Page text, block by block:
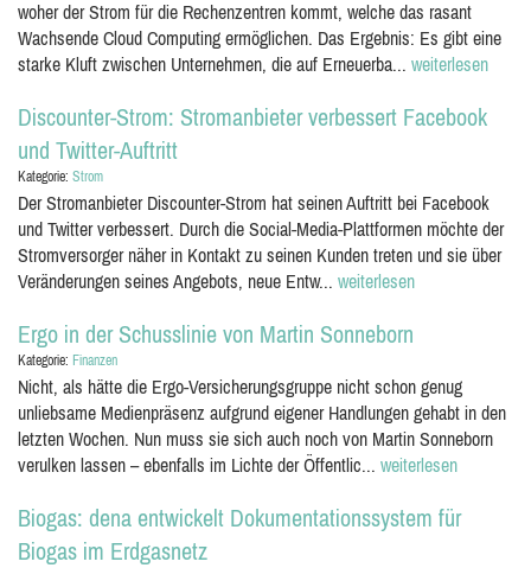
woher der Strom für die Rechenzentren kommt, welche das rasant
Wachsende Cloud Computing ermöglichen. Das Ergebnis: Es gibt eine
starke Kluft zwischen Unternehmen, die auf Erneuerba... weiterlesen
Discounter-Strom: Stromanbieter verbessert Facebook
und Twitter-Auftritt
Kategorie: Strom
Der Stromanbieter Discounter-Strom hat seinen Auftritt bei Facebook
und Twitter verbessert. Durch die Social-Media-Plattformen möchte der
Stromversorger näher in Kontakt zu seinen Kunden treten und sie über
Veränderungen seines Angebots, neue Entw... weiterlesen
Ergo in der Schusslinie von Martin Sonneborn
Kategorie: Finanzen
Nicht, als hätte die Ergo-Versicherungsgruppe nicht schon genug
unliebsame Medienpräsenz aufgrund eigener Handlungen gehabt in den
letzten Wochen. Nun muss sie sich auch noch von Martin Sonneborn
verulken lassen – ebenfalls im Lichte der Öffentlic... weiterlesen
Biogas: dena entwickelt Dokumentationssystem für
Biogas im Erdgasnetz